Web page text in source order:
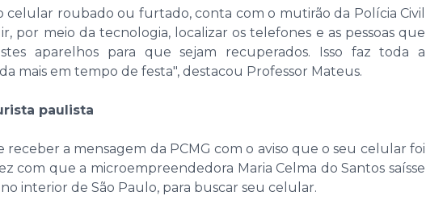
celular roubado ou furtado, conta com o mutirão da Polícia Civil
por meio da tecnologia, localizar os telefones e as pessoas que
aparelhos para que sejam recuperados. Isso faz toda a
mais em tempo de festa", destacou Professor Mateus.
paulista
receber a mensagem da PCMG com o aviso que o seu celular foi
com que a microempreendedora Maria Celma do Santos saísse
interior de São Paulo, para buscar seu celular.